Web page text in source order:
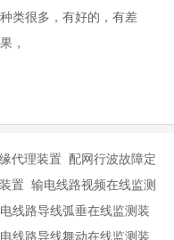
类很多，有好的，有差
，
代理装置 配网行波故障定
置 输电线路视频在线监测
线路导线弧垂在线监测装
线路导线舞动在线监测装